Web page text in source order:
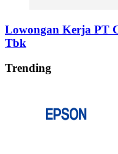
Lowongan Kerja PT
Tbk
Trending